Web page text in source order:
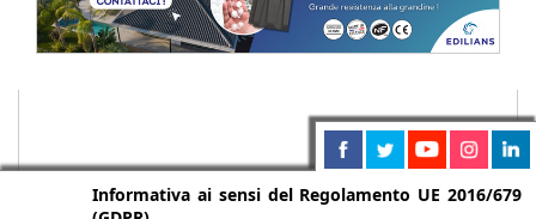
Informativa ai sensi del Regolamento UE 2016/679